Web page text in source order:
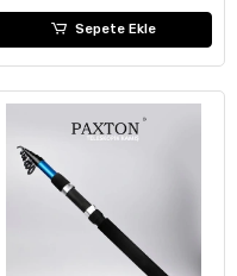
Sepete Ekle